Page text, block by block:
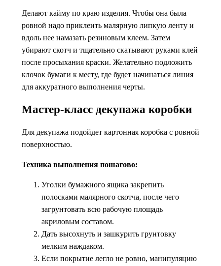
Делают кайму по краю изделия. Чтобы она была
ровной надо приклеить малярную липкую ленту и
вдоль нее намазать резиновым клеем. Затем
убирают скотч и тщательно скатывают руками клей
после просыхания краски. Желательно подложить
клочок бумаги к месту, где будет начинаться линия
для аккуратного выполнения черты.
Мастер-класс декупажа коробки
Для декупажа подойдет картонная коробка с ровной
поверхностью.
Техника выполнения пошагово:
Уголки бумажного ящика закрепить
полосками малярного скотча, после чего
загрунтовать всю рабочую площадь
акриловым составом.
Дать высохнуть и зашкурить грунтовку
мелким наждаком.
Если покрытие легло не ровно, манипуляцию